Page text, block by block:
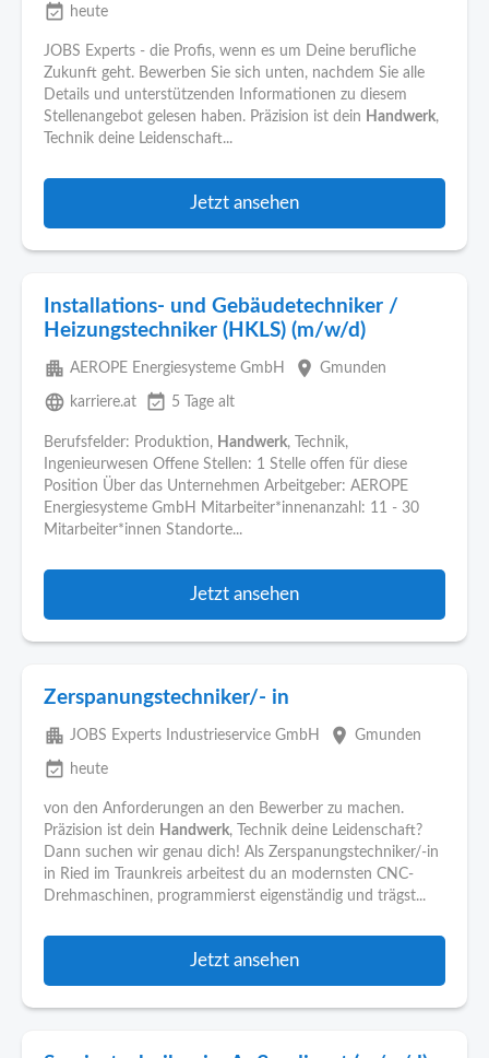
event_available heute
JOBS Experts - die Profis, wenn es um Deine berufliche
Zukunft geht. Bewerben Sie sich unten, nachdem Sie alle
Details und unterstützenden Informationen zu diesem
Stellenangebot gelesen haben. Präzision ist dein Handwerk,
Technik deine Leidenschaft...
Jetzt ansehen
Installations- und Gebäudetechniker /
Heizungstechniker (HKLS) (m/w/d)
apartment AEROPE Energiesysteme GmbH place Gmunden
language karriere.at event_available 5 Tage alt
Berufsfelder: Produktion, Handwerk, Technik,
Ingenieurwesen Offene Stellen: 1 Stelle offen für diese
Position Über das Unternehmen Arbeitgeber: AEROPE
Energiesysteme GmbH Mitarbeiter*innenanzahl: 11 - 30
Mitarbeiter*innen Standorte...
Jetzt ansehen
Zerspanungstechniker/- in
apartment JOBS Experts Industrieservice GmbH place Gmunden
event_available heute
von den Anforderungen an den Bewerber zu machen.
Präzision ist dein Handwerk, Technik deine Leidenschaft?
Dann suchen wir genau dich! Als Zerspanungstechniker/-in
in Ried im Traunkreis arbeitest du an modernsten CNC-
Drehmaschinen, programmierst eigenständig und trägst...
Jetzt ansehen